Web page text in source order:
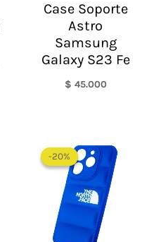
Case Soporte
Astro
Samsung
Galaxy S23 Fe
$ 45.000
-20%
-20%
precio
original
era:
$ 60.000.